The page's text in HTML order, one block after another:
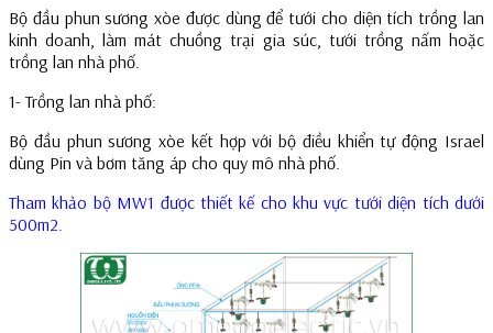
Bộ đầu phun sương xòe được dùng để tưới cho diện tích trồng lan
kinh doanh, làm mát chuồng trại gia súc, tưới trồng nấm hoặc
trồng lan nhà phố.
1- Trồng lan nhà phố:
Bộ đầu phun sương xòe kết hợp với bộ điều khiển tự động Israel
dùng Pin và bơm tăng áp cho quy mô nhà phố.
Tham khảo bộ MW1 được thiết kế cho khu vực tưới diện tích dưới
500m2.